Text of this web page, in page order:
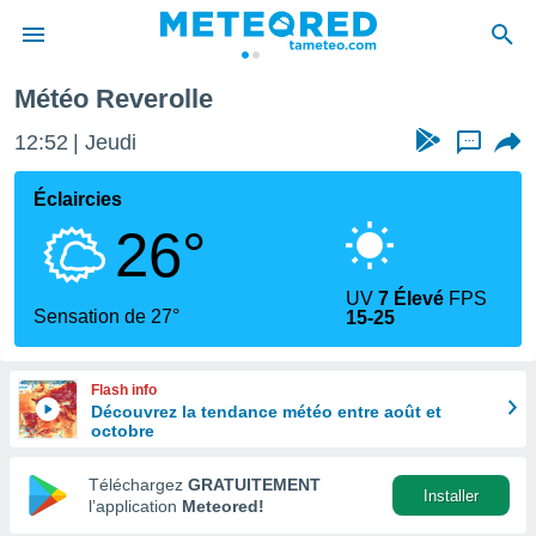
de
en
Météo Reverolle
12:53 Jeudi ...
Éclaircies
26°
Sensation de 27°
UV7 Élevé FPS
15-25
Flash info
Découvrez la tendance météo entre août et
octobre
Téléchargez GRATUITEMENT
l’application Meteored!
Installer